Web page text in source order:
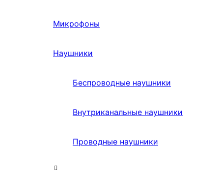
Микрофоны
Наушники
Беспроводные наушники
Внутриканальные наушники
Проводные наушники